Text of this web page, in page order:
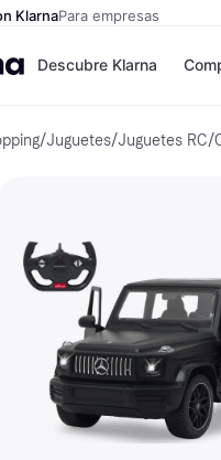
KlarnaPara empresas
Descubre Klarna
/Juguetes/Juguetes RC/